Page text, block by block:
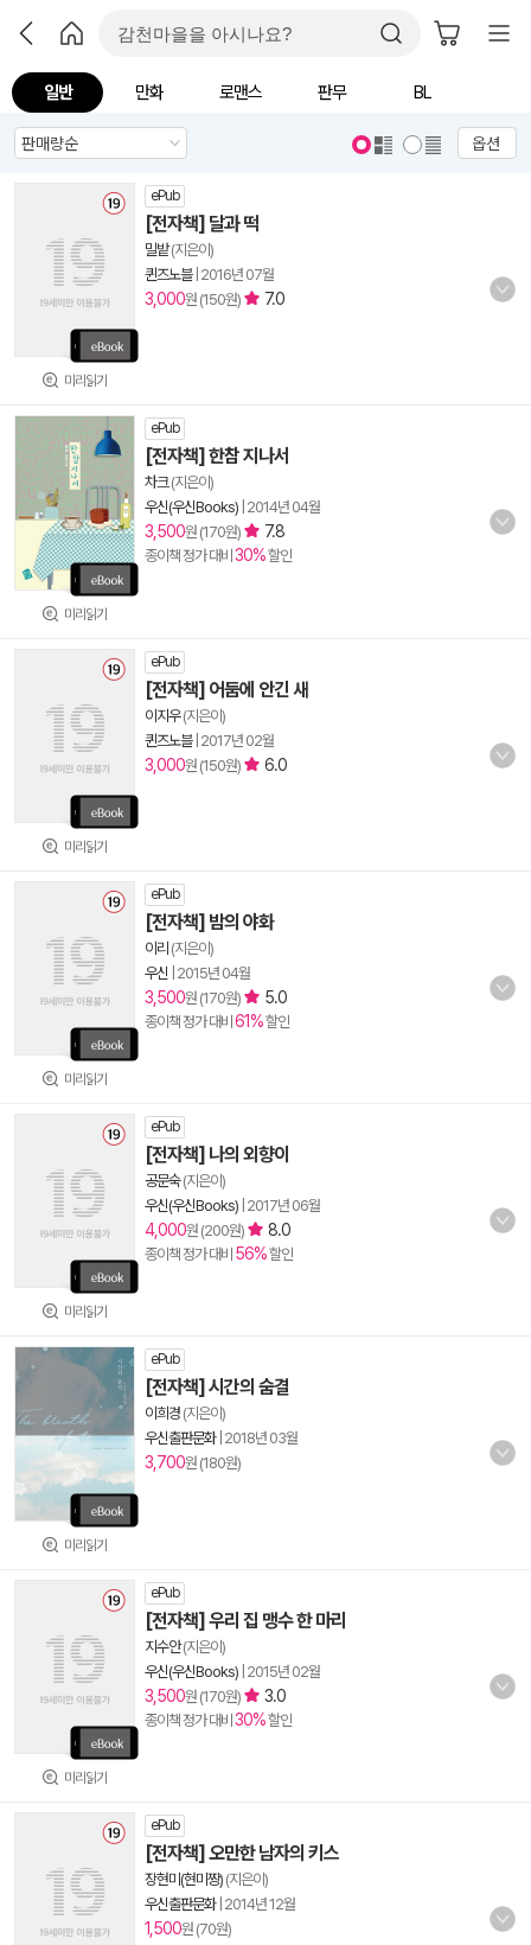
일반 만화 로맨스 판무 BL
옵션
미리읽기
ePub
[전자책] 달과 떡
밀밭(지은이)
퀸즈노블| 2016년 07월
3,000원 (150원) 7.0
미리읽기
ePub
[전자책] 한참 지나서
차크(지은이)
우신(우신Books) 2014년 04월
3,500원 (170원) 7.8
종이책 정가 대비 30%할인
미리읽기
ePub
[전자책] 어둠에 안긴 새
이지우(지은이)
퀸즈노블| 2017년 02월
3,000원 (150원) 6.0
미리읽기
ePub
[전자책] 밤의 야화
이리 (지은이)
우신 2015년 04월
3,500원 (170원) 5.0
종이책 정가 대비 61%할인
미리읽기
ePub
[전자책] 나의 외향이
공문숙(지은이)
우신(우신Books) 2017년 06월
4,000원 (200원) 8.0
종이책 정가 대비 56%할인
미리읽기
ePub
[전자책] 시간의 숨결
이희경 (지은이)
우신출판문화| 2018년 03월
3,700원 (180원)
미리읽기
ePub
[전자책] 우리 집 맹수 한 마리
지수안(지은이)
우신(우신Books) 2015년 02월
3,500원 (170원) 3.0
종이책 정가 대비 30%할인
ePub
[전자책] 오만한 남자의 키스
장현미(현미짱) (지은이)
우신출판문화| 2014년 12월
1,500원 (70원)